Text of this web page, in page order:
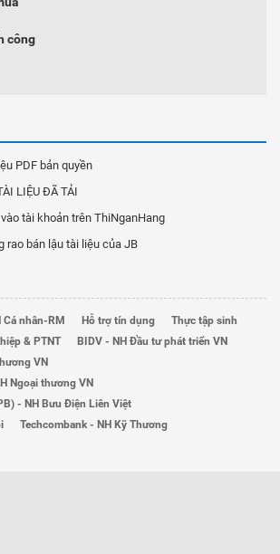
công
PDF bản quyền
LIỆU ĐÃ TẢI
tài khoản trên ThiNganHang
rao bán lậu tài liệu của JB
Cá nhân-RM Hỗ trợ tín dụng
Thực tập sinh
& PTNT
BIDV - NH Đầu tư phát triển VN
VN
Ngoại thương VN
- NH Bưu Điện Liên Việt
Techcombank - NH Kỹ Thương